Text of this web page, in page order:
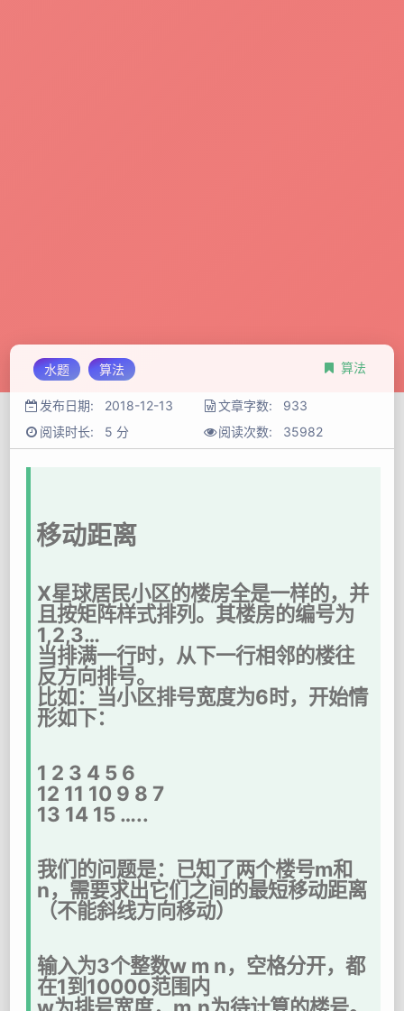
水题 算法 算法
发布日期: 2018-12-13
文章字数: 933
阅读时长: 5 分
阅读次数: 35982
移动距离
X星球居民小区的楼房全是一样的，并
且按矩阵样式排列。其楼房的编号为
1,2,3…
当排满一行时，从下一行相邻的楼往
反方向排号。
比如：当小区排号宽度为6时，开始情
形如下：
1 2 3 4 5 6
12 11 10 9 8 7
13 14 15 …..
我们的问题是：已知了两个楼号m和
n，需要求出它们之间的最短移动距离
（不能斜线方向移动）
输入为3个整数w m n，空格分开，都
在1到10000范围内